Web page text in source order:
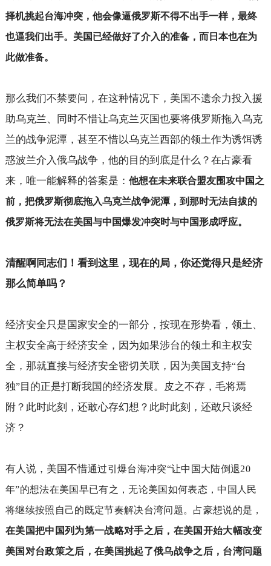
择机挑起台海冲突，他会像逼俄罗斯不得不出手一样，最终
也逼我们出手。美国已经做好了介入的准备，而日本也在为
此做准备。
那么我们不禁要问，在这种情况下，美国不遗余力投入援
助乌克兰、同时不惜让乌克兰灭国也要将俄罗斯拖入乌克
兰的战争泥潭，甚至不惜以乌克兰西部的领土作为诱饵诱
惑波兰介入俄乌战争，他的目的到底是什么？在占豪看
来，唯一能解释的答案是： 他想在未来联合盟友围攻中国之
前，把俄罗斯彻底拖入乌克兰战争泥潭，到那时无法自拔的
俄罗斯将无法在美国与中国爆发冲突时与中国形成呼应。
清醒啊同志们！看到这里，现在的局，你还觉得只是经济
那么简单吗？
经济安全只是国家安全的一部分，按现在形势看，领土、
主权安全高于经济安全，因为如果涉台的领土和主权安
全，那就直接与经济安全密切关联，因为美国支持“台
独”目的正是打断我国的经济发展。皮之不存，毛将焉
附？此时此刻，还敢心存幻想？此时此刻，还敢只谈经
济？
有人说，美国不惜通过引爆台海冲突“让中国大陆倒退20
年”的想法在美国早已有之，无论美国如何表态，中国人民
将继续按照自己的既定节奏解决台湾问题。占豪想说的是，
在美国把中国列为第一战略对手之后，在美国开始大幅改变
美国对台政策之后，在美国挑起了俄乌战争之后，台湾问题